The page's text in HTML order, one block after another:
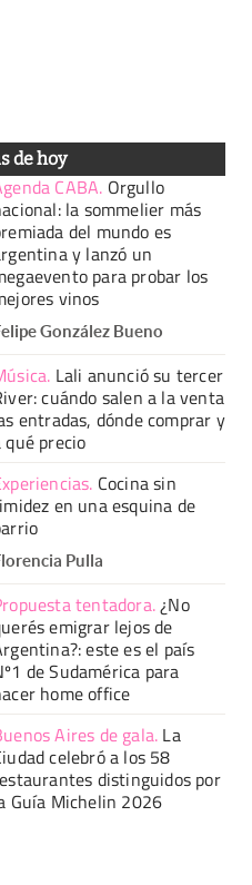
de hoy
CABA. Orgullo
la sommelier más
del mundo es
y lanzó un
para probar los
vinos
González Bueno
. Lali anunció su tercer
cuándo salen a la venta
entradas, dónde comprar y
qué precio
. Cocina sin
en una esquina de
Pulla
tentadora.¿No
emigrar lejos de
este es el país
de Sudamérica para
home office
Aires de gala. La
celebró a los 58
distinguidos por
Guía Michelin 2026